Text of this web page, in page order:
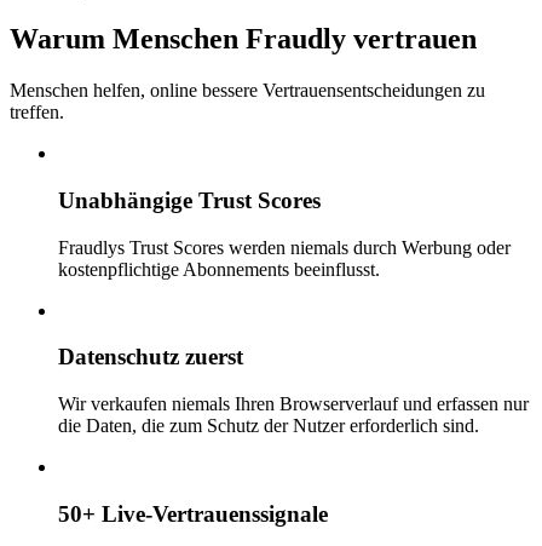
Warum Menschen Fraudly vertrauen
Menschen helfen, online bessere Vertrauensentscheidungen zu
treffen.
Unabhängige Trust Scores
Fraudlys Trust Scores werden niemals durch Werbung oder
kostenpflichtige Abonnements beeinflusst.
Datenschutz zuerst
Wir verkaufen niemals Ihren Browserverlauf und erfassen nur
die Daten, die zum Schutz der Nutzer erforderlich sind.
50+ Live-Vertrauenssignale